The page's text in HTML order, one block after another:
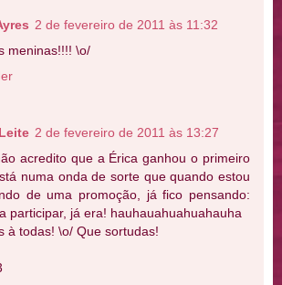
2 de fevereiro de 2011 às 11:32
meninas!!!! \o/
2 de fevereiro de 2011 às 13:27
acredito que a Érica ganhou o primeiro
numa onda de sorte que quando estou
de uma promoção, já fico pensando:
participar, já era! hauhauahuahuahauha
à todas! \o/ Que sortudas!